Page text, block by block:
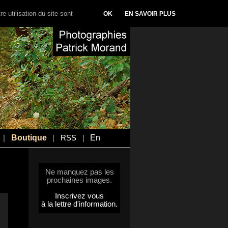
Boutique RSS En
Ne manquez pas les
prochaines images.
Inscrivez vous
à la lettre d'information.
utilisation du site sont OK EN SAVOIR PLUS